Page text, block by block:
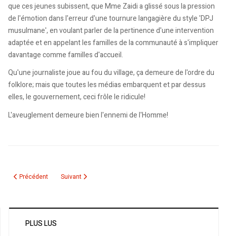
que ces jeunes subissent, que Mme Zaidi a glissé sous la pression
de l'émotion dans l'erreur d'une tournure langagière du style 'DPJ
musulmane', en voulant parler de la pertinence d'une intervention
adaptée et en appelant les familles de la communauté à s'impliquer
davantage comme familles d'accueil.
Qu'une journaliste joue au fou du village, ça demeure de l'ordre du
folklore; mais que toutes les médias embarquent et par dessus
elles, le gouvernement, ceci frôle le ridicule!
L'aveuglement demeure bien l'ennemi de l'Homme!
Article précédent : La valse électorale
Précédent Article suivant : Algérie, je veux être ton Président !
Suivant
PLUS LUS